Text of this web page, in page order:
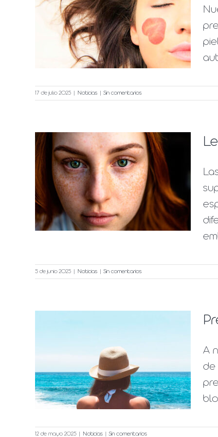
17 de julio 2025 Noticias Sin comentarios
5 de junio 2025 Noticias Sin comentarios
A
de
12 de mayo 2025 Noticias Sin comentarios